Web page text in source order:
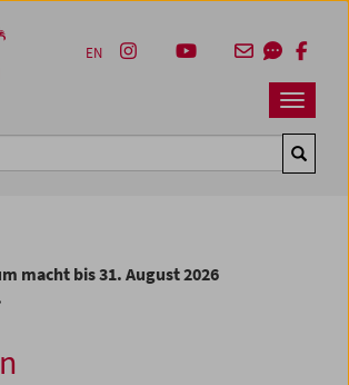
Navbar
EN
macht bis 31. August 2026